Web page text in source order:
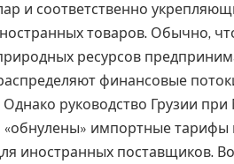
и соответственно
товаров. Обычно,
ресурсов
финансовые
руководство Грузии
импортные тарифы
иностранных поставщиков.